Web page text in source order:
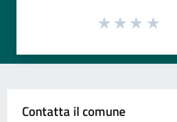
Contatta il comune